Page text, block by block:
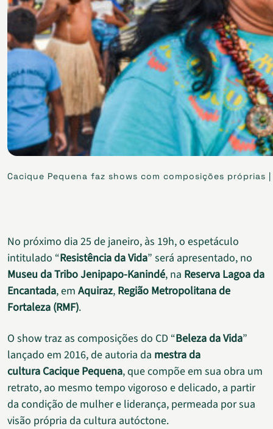
Cacique Pequena faz shows com composições próprias
No próximo dia 25 de janeiro, às 19h, o espetáculo
intitulado “Resistência da Vida” será apresentado, no
Museu da Tribo Jenipapo-Kanindé, na Reserva Lagoa da
Encantada, em Aquiraz, Região Metropolitana de
Fortaleza (RMF).
O show traz as composições do CD “Beleza da Vida”
lançado em 2016, de autoria da mestra da
cultura Cacique Pequena, que compõe em sua obra um
retrato, ao mesmo tempo vigoroso e delicado, a partir
da condição de mulher e liderança, permeada por sua
visão própria da cultura autóctone.